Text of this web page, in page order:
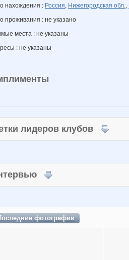
нахождения : Россия, Нижегородская обл.,
проживания : не указано
места : не указаны
: не указаны
лидеров клубов
фотографии